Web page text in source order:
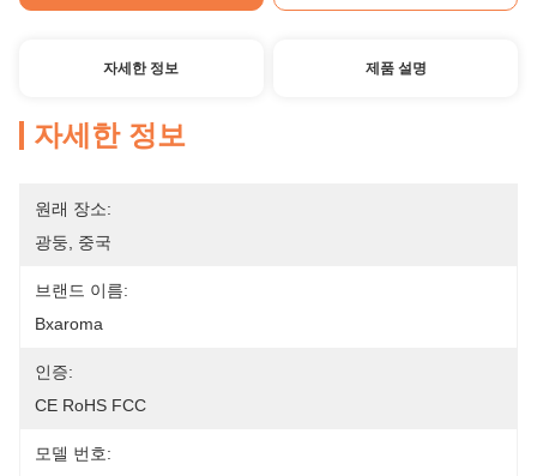
자세한 정보 제품 설명
자세한 정보
원래 장소:
광둥, 중국
브랜드 이름:
Bxaroma
인증:
CE RoHS FCC
모델 번호: